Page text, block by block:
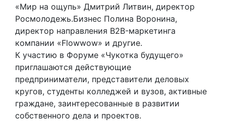
«Мир на ощупь» Дмитрий Литвин, директор
Росмолодежь.Бизнес Полина Воронина,
директор направления B2B-маркетинга
компании «Flowwow» и другие.
К участию в Форуме «Чукотка будущего»
приглашаются действующие
предприниматели, представители деловых
кругов, студенты колледжей и вузов, активные
граждане, заинтересованные в развитии
собственного дела и проектов.